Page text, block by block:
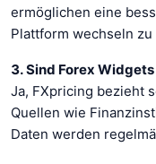
ermöglichen eine
Plattform wechseln zu
3. Sind Forex
Ja, FXpricing bezieht
Quellen wie
Daten werden